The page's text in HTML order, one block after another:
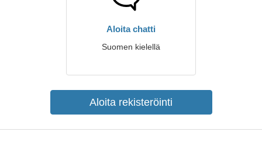
Aloita chatti
Suomen kielellä
Aloita rekisteröinti